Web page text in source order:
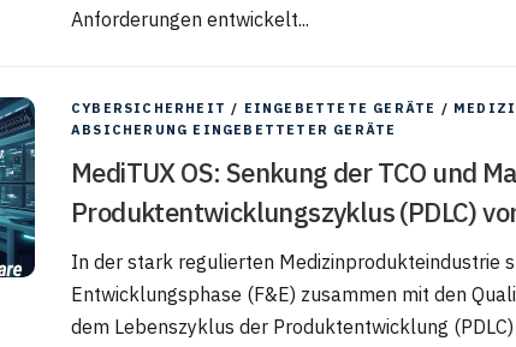
Anforderungen entwickelt...
CYBERSICHERHEIT / EINGEBETTETE GERÄTE /
ABSICHERUNG EINGEBETTETER GERÄTE
MediTUX OS: Senkung der TCO und
Produktentwicklungszyklus (PDLC)
In der stark regulierten Medizinprodukteindustrie
Entwicklungsphase (F&E) zusammen mit den
dem Lebenszyklus der Produktentwicklung